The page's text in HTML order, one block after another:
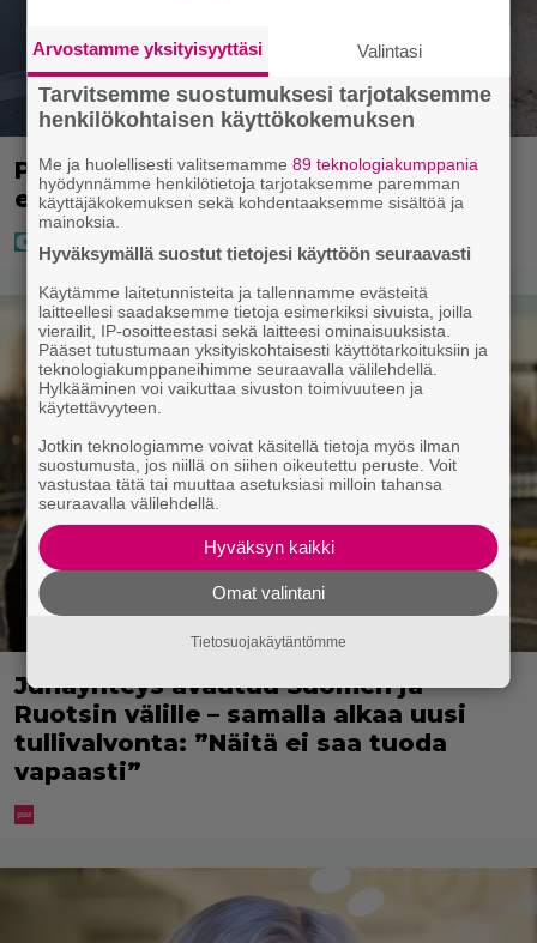
Poliisilla surullinen ilta Kuopiossa
eilen
Junayhteys avautuu Suomen ja
Ruotsin välille – samalla alkaa uusi
tullivalvonta: ”Näitä ei saa tuoda
vapaasti”
Arvostamme yksityisyyttäsi Valintasi
Tarvitsemme suostumuksesi tarjotaksemme
henkilökohtaisen käyttökokemuksen
Me ja huolellisesti valitsemamme89 teknologiakumppania
hyödynnämme henkilötietoja tarjotaksemme paremman
käyttäjäkokemuksen sekä kohdentaaksemme sisältöä ja
mainoksia.
Hyväksymällä suostut tietojesi käyttöön seuraavasti
Käytämme laitetunnisteita ja tallennamme evästeitä
laitteellesi saadaksemme tietoja esimerkiksi sivuista, joilla
vierailit, IP-osoitteestasi sekä laitteesi ominaisuuksista.
Pääset tutustumaan yksityiskohtaisesti käyttötarkoituksiin ja
teknologiakumppaneihimme seuraavalla välilehdellä.
Hylkääminen voi vaikuttaa sivuston toimivuuteen ja
käytettävyyteen.
Jotkin teknologiamme voivat käsitellä tietoja myös ilman
suostumusta, jos niillä on siihen oikeutettu peruste. Voit
vastustaa tätä tai muuttaa asetuksiasi milloin tahansa
seuraavalla välilehdellä.
Hyväksyn kaikki
Omat valintani
Tietosuojakäytäntömme